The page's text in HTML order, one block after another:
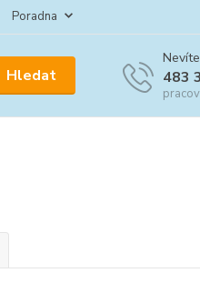
Poradna
Hledat 483